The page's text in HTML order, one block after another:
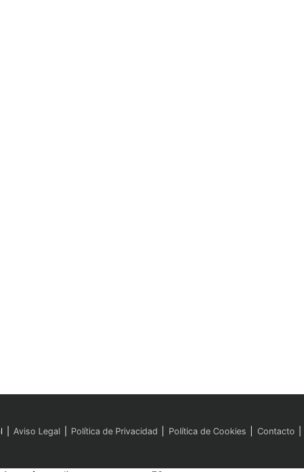
Aviso Legal Política de Privacidad Política de Cookies Contacto